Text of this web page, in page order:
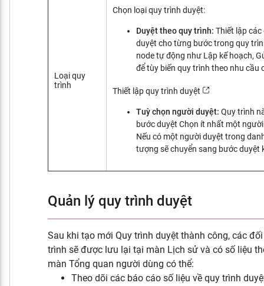
Loại quy
trình
Chọn loại quy trình duyệt:
Duyệt theo quy trình: Thiết lập các
duyệt cho từng bước trong quy
node tự động như Lập kế hoạch,
để tùy biến quy trình theo nhu cầu
Thiết lập quy trình duyệt
Tuỳ chọn người duyệt: Quy trình
bước duyệt Chọn ít nhất một
Nếu có một người duyệt trong
tượng sẽ chuyển sang bước duyệt
Quản lý quy trình duyệt
Sau khi tạo mới Quy trình duyệt thành công, các
trình sẽ được lưu lại tại màn Lịch sử và có số liệu
màn Tổng quan người dùng có thể:
Theo dõi các báo cáo số liệu về quy trình